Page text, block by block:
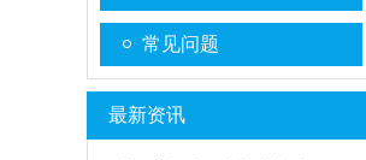
常见问题
最新资讯